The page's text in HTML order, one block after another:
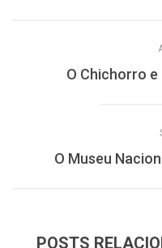
O Chichorro
O Museu
POSTS